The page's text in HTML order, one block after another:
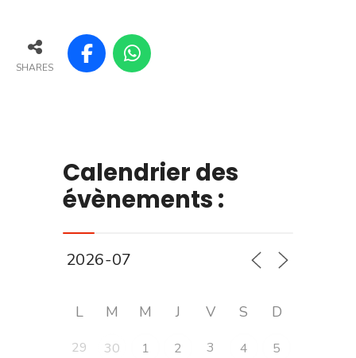
SHARES
Calendrier des
évènements :
L M M J V S D
29 30 1 2 3 4
5